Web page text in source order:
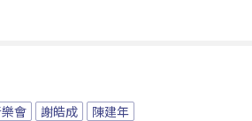
會 謝皓成 陳建年